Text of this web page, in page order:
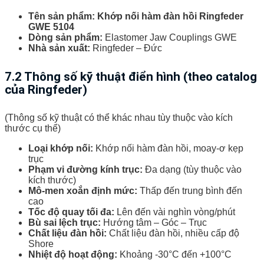
Tên sản phẩm: Khớp nối hàm đàn hồi Ringfeder
GWE 5104
Dòng sản phẩm: Elastomer Jaw Couplings GWE
Nhà sản xuất: Ringfeder – Đức
7.2 Thông số kỹ thuật điển hình (theo catalog
của Ringfeder)
(Thông số kỹ thuật có thể khác nhau tùy thuộc vào kích
thước cụ thể)
Loại khớp nối: Khớp nối hàm đàn hồi, moay-ơ kẹp
trục
Phạm vi đường kính trục: Đa dạng (tùy thuộc vào
kích thước)
Mô-men xoắn định mức: Thấp đến trung bình đến
cao
Tốc độ quay tối đa: Lên đến vài nghìn vòng/phút
Bù sai lệch trục: Hướng tâm – Góc – Trục
Chất liệu đàn hồi: Chất liệu đàn hồi, nhiều cấp độ
Shore
Nhiệt độ hoạt động: Khoảng -30°C đến +100°C